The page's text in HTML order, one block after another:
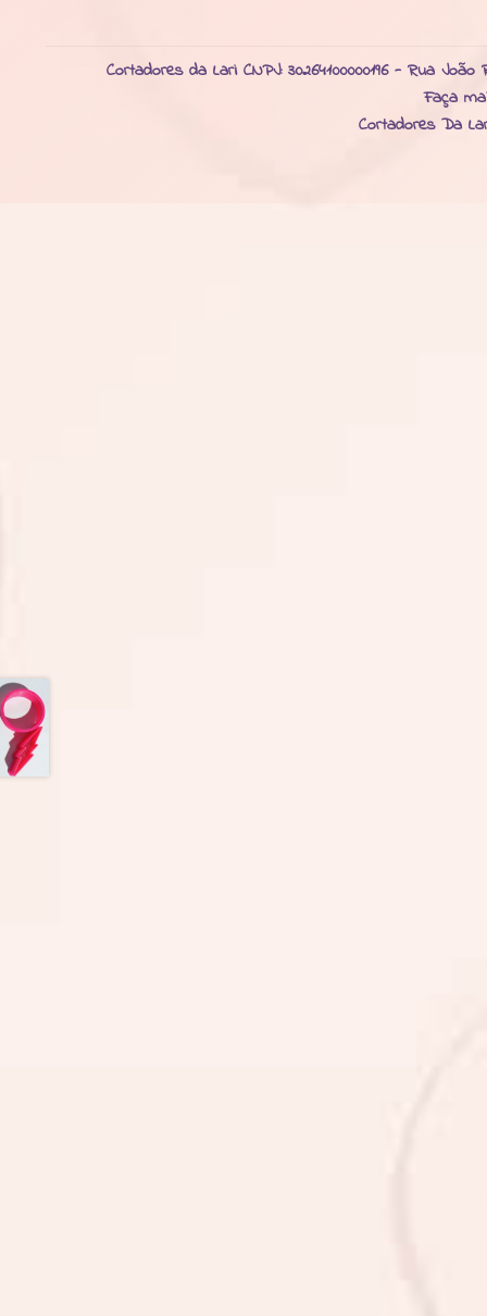
Cortadores da Lari CNPJ: 30264100000196 - Rua
Faça
Cortadores Da